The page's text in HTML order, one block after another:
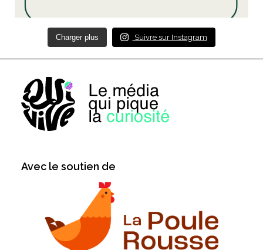
Charger plus Suivre sur Instagram
Avec le soutien de